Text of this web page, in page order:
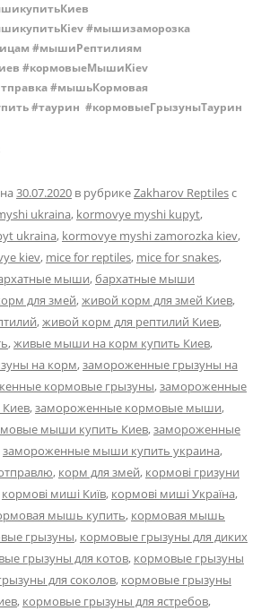
#мышизаморозка
#мышиРептилиям
#кормовыеМышиKiev
#мышьКормовая
#таурин #кормовыеГрызуныТаурин
30.07.2020 в рубрикеZakharov Reptilesс
ukraina, kormovye myshi kupyt,
ukraina, kormovye myshi zamorozka kiev,
kiev, mice for reptiles, mice for snakes,
мыши,бархатные мыши
для змей,живой корм для змей Киев,
,живой корм для рептилий Киев,
,живые мыши на корм купить Киев,
на корм,замороженные грызуны на
кормовые грызуны,замороженные
,замороженные кормовые мыши,
мыши купить Киев,замороженные
замороженные мыши купить украина,
, корм для змей, кормові гризуни
кормові миші Київ, кормові миші Україна,
мышь купить, кормовая мышь
грызуны, кормовые грызуны для диких
грызуны для котов, кормовые грызуны
для соколов, кормовые грызуны
, кормовые грызуны для ястребов,